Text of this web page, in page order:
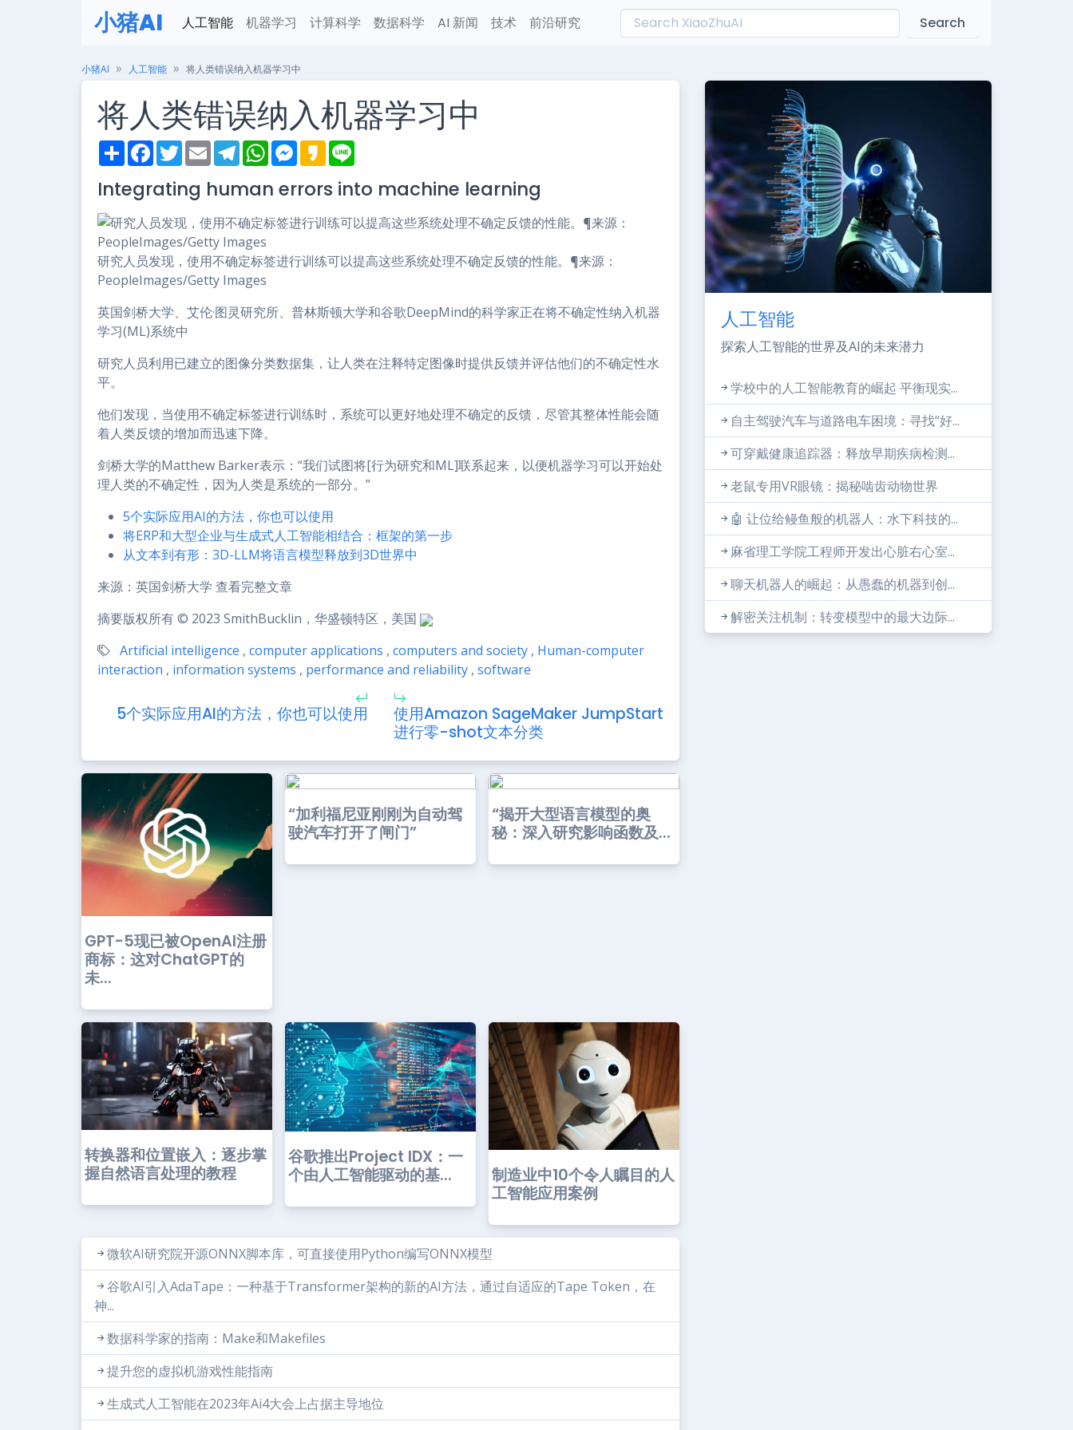
小猪AI 人工智能 机器学习 计算科学 数据科学 AI 新闻 技术 前沿研究 Search
小猪AI 人工智能 将人类错误纳入机器学习中
将人类错误纳入机器学习中
S
h
r
e
F
a
e
b
o
k
T
w
t
t
r
E
m
i
T
e
e
g
a
m
W
h
t
s
p
M
e
s
e
g
K
a
a
o
e
Integrating human errors into machine learning
研究人员发现，使用不确定标签进行训练可以提高这些系统处理不确定反馈的性能。¶来源：
PeopleImages/Getty Images
英国剑桥大学、艾伦·图灵研究所、普林斯顿大学和谷歌DeepMind的科学家正在将不确定性纳入机器
学习(ML)系统中
研究人员利用已建立的图像分类数据集，让人类在注释特定图像时提供反馈并评估他们的不确定性水
平。
他们发现，当使用不确定标签进行训练时，系统可以更好地处理不确定的反馈，尽管其整体性能会随
着人类反馈的增加而迅速下降。
剑桥大学的Matthew Barker表示：“我们试图将[行为研究和ML]联系起来，以便机器学习可以开始处
理人类的不确定性，因为人类是系统的一部分。”
5个实际应用AI的方法，你也可以使用
将ERP和大型企业与生成式人工智能相结合：框架的第一步
从文本到有形：3D-LLM将语言模型释放到3D世界中
来源：英国剑桥大学 查看完整文章
摘要版权所有 © 2023 SmithBucklin，华盛顿特区，美国
Artificial intelligence , computer applications , computers and society , Human-computer
interaction , information systems , performance and reliability , software
5个实际应用AI的方法，你也可以使用
使用Amazon SageMaker JumpStart
进行零-shot文本分类
GPT-5现已被OpenAI注册
商标：这对ChatGPT的
未...
“加利福尼亚刚刚为自动驾
驶汽车打开了闸门”
“揭开大型语言模型的奥
秘：深入研究影响函数及...
转换器和位置嵌入：逐步掌
握自然语言处理的教程
谷歌推出Project IDX：一
个由人工智能驱动的基...
制造业中10个令人瞩目的人
工智能应用案例
微软AI研究院开源ONNX脚本库，可直接使用Python编写ONNX模型
谷歌AI引入AdaTape：一种基于Transformer架构的新的AI方法，通过自适应的Tape Token，在
神...
数据科学家的指南：Make和Makefiles
提升您的虚拟机游戏性能指南
生成式人工智能在2023年Ai4大会上占据主导地位
人工智能
探索人工智能的世界及AI的未来潜力
学校中的人工智能教育的崛起 平衡现实...
自主驾驶汽车与道路电车困境：寻找“好...
可穿戴健康追踪器：释放早期疾病检测...
老鼠专用VR眼镜：揭秘啮齿动物世界
🤖 让位给鳗鱼般的机器人：水下科技的...
麻省理工学院工程师开发出心脏右心室...
聊天机器人的崛起：从愚蠢的机器到创...
解密关注机制：转变模型中的最大边际...